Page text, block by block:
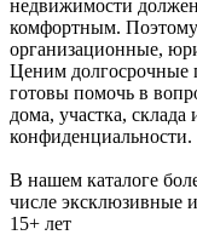
недвижимости
комфортным.
организационные,
Ценим долгосрочные
готовы помочь в
дома, участка,
конфиденциальности.
В нашем каталоге
числе эксклюзивные
15+ лет